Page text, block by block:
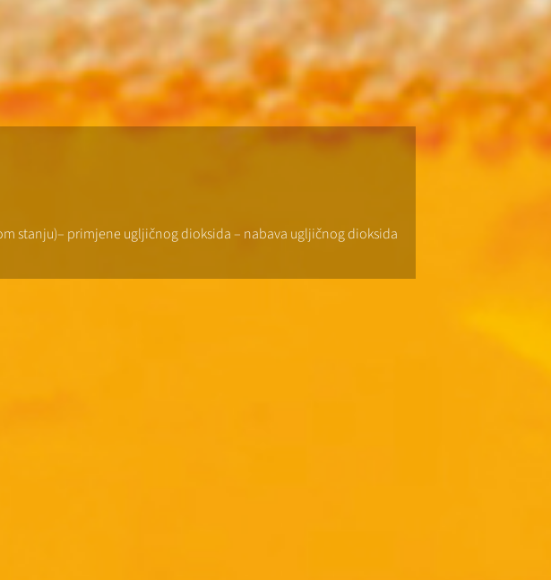
stanju)– primjene ugljičnog dioksida – nabava ugljičnog dioksida